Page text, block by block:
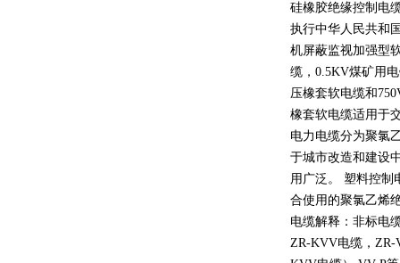
硅橡胶绝缘控制电
执行中华人民共和
机屏蔽监视加强型
缆， 0.5KV煤矿用
压橡套软电缆和
橡套软电缆适用于
电力电缆分为聚氯
于城市改造和建设
用广泛。 塑料控制
合使用的聚氯乙烯
电缆解释：非标电
ZR-KVV电缆， ZR-